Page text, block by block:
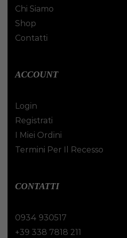
Chi Siamo
Shop
Contatti
ACCOUNT
Login
Registrati
I Miei Ordini
Termini Per Il Recesso
CONTATTI
0934 930517
+39 338 7818 211